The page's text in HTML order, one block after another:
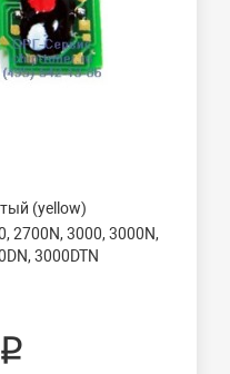
(yellow)
2700N, 3000, 3000N,
3000DTN